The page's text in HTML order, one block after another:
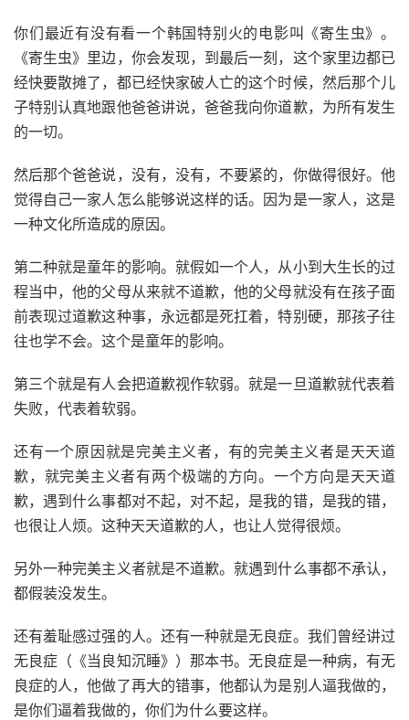
你们最近有没有看一个韩国特别火的电影叫《寄生虫》。
《寄生虫》里边，你会发现，到最后一刻，这个家里边都已
经快要散摊了，都已经快家破人亡的这个时候，然后那个儿
子特别认真地跟他爸爸讲说，爸爸我向你道歉，为所有发生
的一切。
然后那个爸爸说，没有，没有，不要紧的，你做得很好。他
觉得自己一家人怎么能够说这样的话。因为是一家人，这是
一种文化所造成的原因。
第二种就是童年的影响。就假如一个人，从小到大生长的过
程当中，他的父母从来就不道歉，他的父母就没有在孩子面
前表现过道歉这种事，永远都是死扛着，特别硬，那孩子往
往也学不会。这个是童年的影响。
第三个就是有人会把道歉视作软弱。就是一旦道歉就代表着
失败，代表着软弱。
还有一个原因就是完美主义者，有的完美主义者是天天道
歉，就完美主义者有两个极端的方向。一个方向是天天道
歉，遇到什么事都对不起，对不起，是我的错，是我的错，
也很让人烦。这种天天道歉的人，也让人觉得很烦。
另外一种完美主义者就是不道歉。就遇到什么事都不承认，
都假装没发生。
还有羞耻感过强的人。还有一种就是无良症。我们曾经讲过
无良症（《当良知沉睡》）那本书。无良症是一种病，有无
良症的人，他做了再大的错事，他都认为是别人逼我做的，
是你们逼着我做的，你们为什么要这样。